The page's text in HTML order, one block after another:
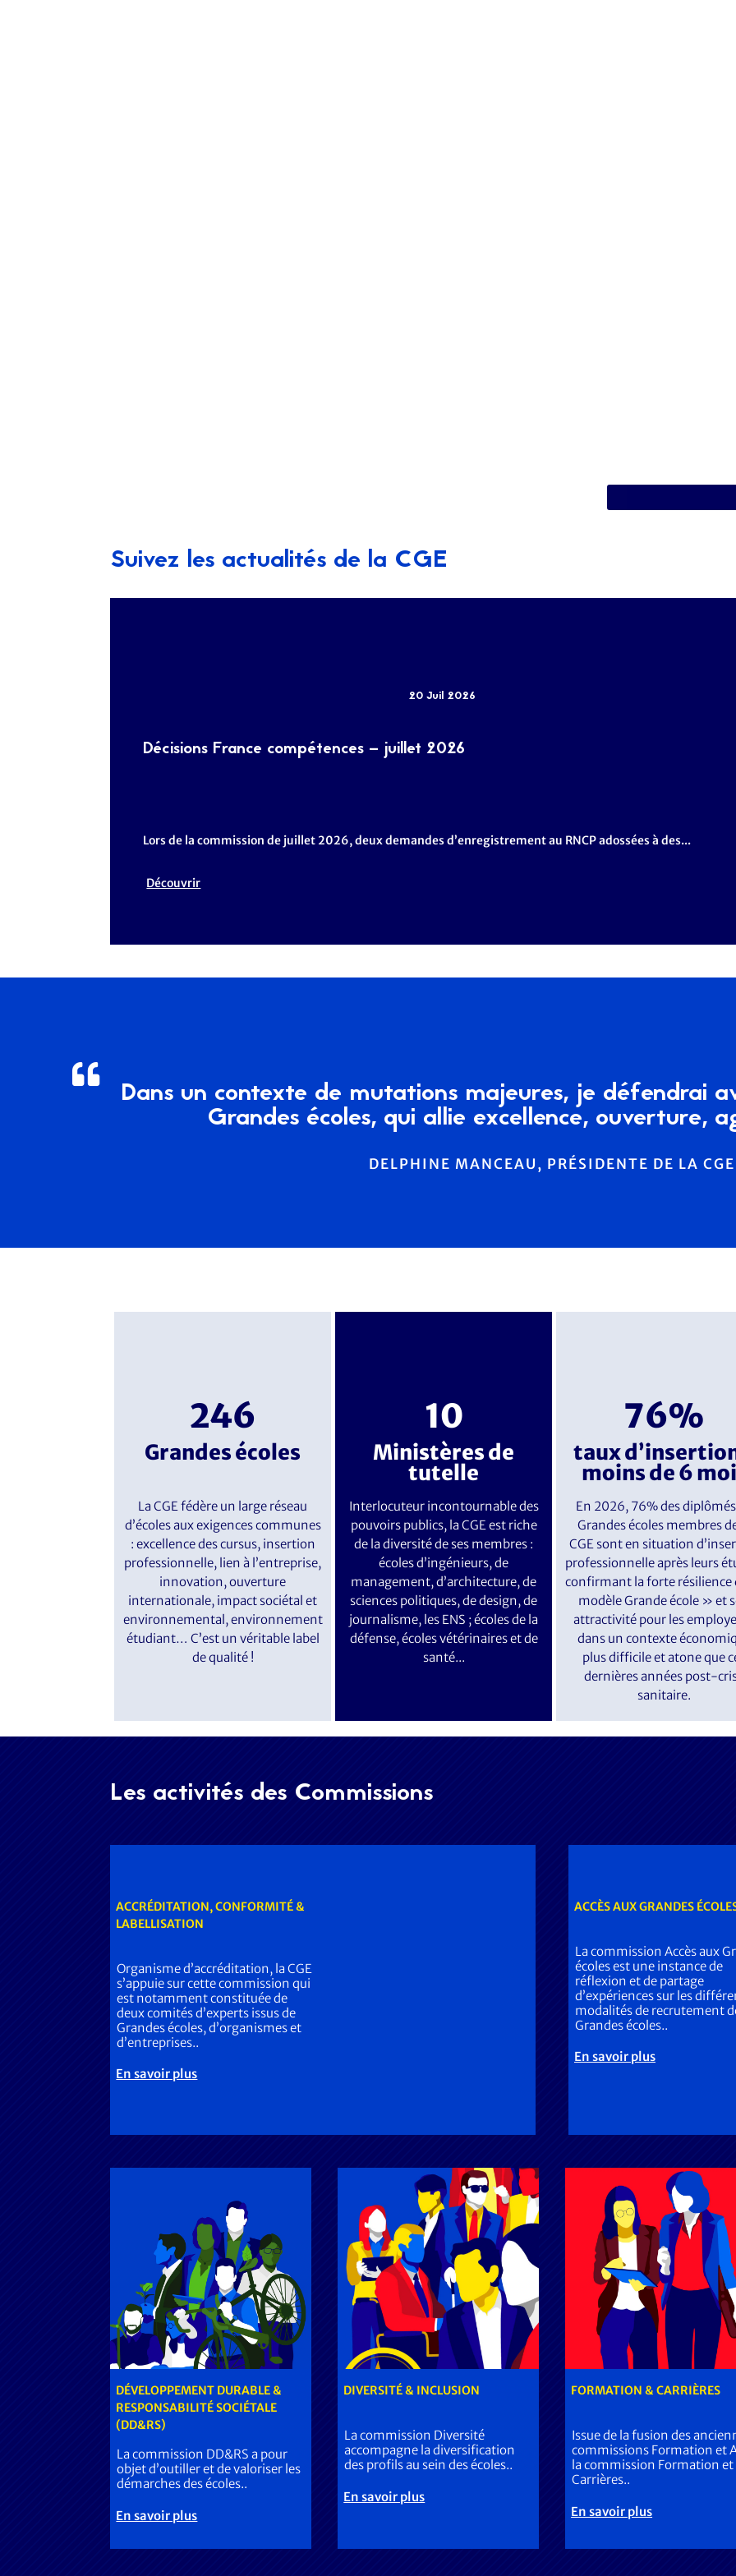
Suivez les actualités de la CGE
20 Juil 2026
Décisions France compétences – juillet 2026
Lors de la commission de juillet 2026, deux demandes d’enregistrement au RNCP adossées à des...
Découvrir
Dans un contexte de mutations majeures, je défendrai
Grandes écoles, qui allie excellence, ouverture,
DELPHINE MANCEAU, PRÉSIDENTE DE LA CGE

246
Grandes écoles
La CGE fédère un large réseau
d’écoles aux exigences communes
: excellence des cursus, insertion
professionnelle, lien à l’entreprise,
innovation, ouverture
internationale, impact sociétal et
environnemental, environnement
étudiant… C’est un véritable label
de qualité !
10
Ministères de
tutelle
Interlocuteur incontournable des
pouvoirs publics, la CGE est riche
de la diversité de ses membres :
écoles d’ingénieurs, de
management, d’architecture, de
sciences politiques, de design, de
journalisme, les ENS ; écoles de la
défense, écoles vétérinaires et de
santé...
76%
taux
moins de 6
En 2026, 76% des
Grandes écoles membres
CGE sont en situation
professionnelle après leurs
confirmant la forte résilience
modèle Grande école » et
attractivité pour les
dans un contexte
plus difficile et atone que
dernières années post-
sanitaire.
Les activités des Commissions
ACCRÉDITATION, CONFORMITÉ &
LABELLISATION
Organisme d’accréditation, la CGE
s’appuie sur cette commission qui
est notamment constituée de
deux comités d’experts issus de
Grandes écoles, d’organismes et
d’entreprises..
En savoir plus
ACCÈS AUX GRANDES
La commission Accès aux
écoles est une instance de
réflexion et de partage
d’expériences sur les
modalités de recrutement
Grandes écoles..
En savoir plus
DÉVELOPPEMENT DURABLE &
RESPONSABILITÉ SOCIÉTALE
(DD&RS)
La commission DD&RS a pour
objet d’outiller et de valoriser les
démarches des écoles..
En savoir plus
DIVERSITÉ & INCLUSION
La commission Diversité
accompagne la diversification
des profils au sein des écoles..
En savoir plus
FORMATION & CARRIÈRES
Issue de la fusion des
commissions Formation et
la commission Formation et
Carrières..
En savoir plus